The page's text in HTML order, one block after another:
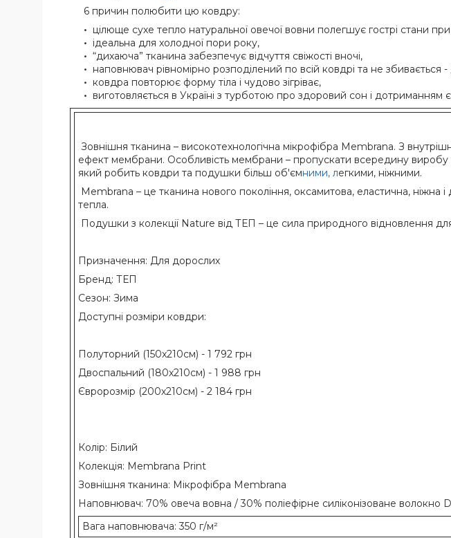
6 причин полюбити цю ковдру:
цілюще сухе тепло натуральної овечої вовни полегшує гострі стани
ідеальна для холодної пори року,
“дихаюча” тканина забезпечує відчуття свіжості вночі,
наповнювач рівномірно розподілений по всій ковдрі та не
ковдра повторює форму тіла і чудово зігріває,
виготовляється в Україні з турботою про здоровий сон і дотриманням
Зовнішня тканина – високотехнологічна мікрофібра Membrana. З
ефект мембрани. Особливість мембрани – пропускати всередину виробу
який робить ковдри та подушки більш об'ємними, легкими, ніжними.
Membrana – це тканина нового покоління, оксамитова, еластична, ніжна
тепла.
Подушки з колекції Nature від ТЕП – це сила природного відновлення
Призначення: Для дорослих
Бренд: ТЕП
Сезон: Зима
Доступні розміри ковдри:
Полуторний (150x210см) - 1 792 грн
Двоспальний (180х210см) - 1 988 грн
Євророзмір (200х210см) - 2 184 грн
Колір: Білий
Колекція: Membrana Print
Зовнішня тканина: Мікрофібра Membrana
Наповнювач: 70% овеча вовна / 30% поліефірне силіконізоване волокно
Вага наповнювача: 350 г/м²